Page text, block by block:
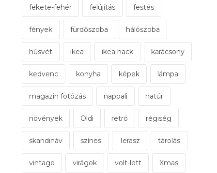
fekete-fehér felújítás festés
fények fürdőszoba hálószoba
húsvét ikea ikea hack karácsony
kedvenc konyha képek lámpa
magazin fotózás nappali natúr
növények Oldi retró régiség
skandináv színes Terasz tárolás
vintage virágok volt-lett Xmas